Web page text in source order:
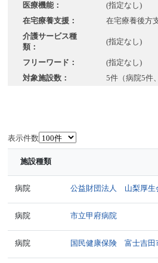
医療機能：
(指定なし)
在宅療養支援：
在宅療養後方
介護サービス種
類：
(指定なし)
フリーワード：
(指定なし)
対象施設数：
5件（病院5件
表示件数
施設種類
病院 公益財団法人 山梨厚
病院 市立甲府病院
病院 国民健康保険 富士吉田